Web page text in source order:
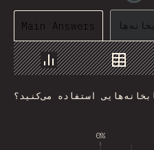
Main Answers
Chart Data
استفاده می‌کنید؟
0%